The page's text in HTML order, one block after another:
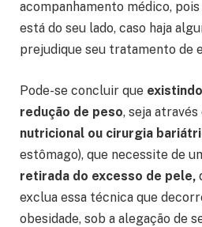
acompanhamento médico,
está do seu lado, caso haja
prejudique seu tratamento de
Pode-se concluir que
redução de peso, seja através
nutricional ou cirurgia
estômago), que necessite de
retirada do excesso de pele,
exclua essa técnica que
obesidade, sob a alegação de